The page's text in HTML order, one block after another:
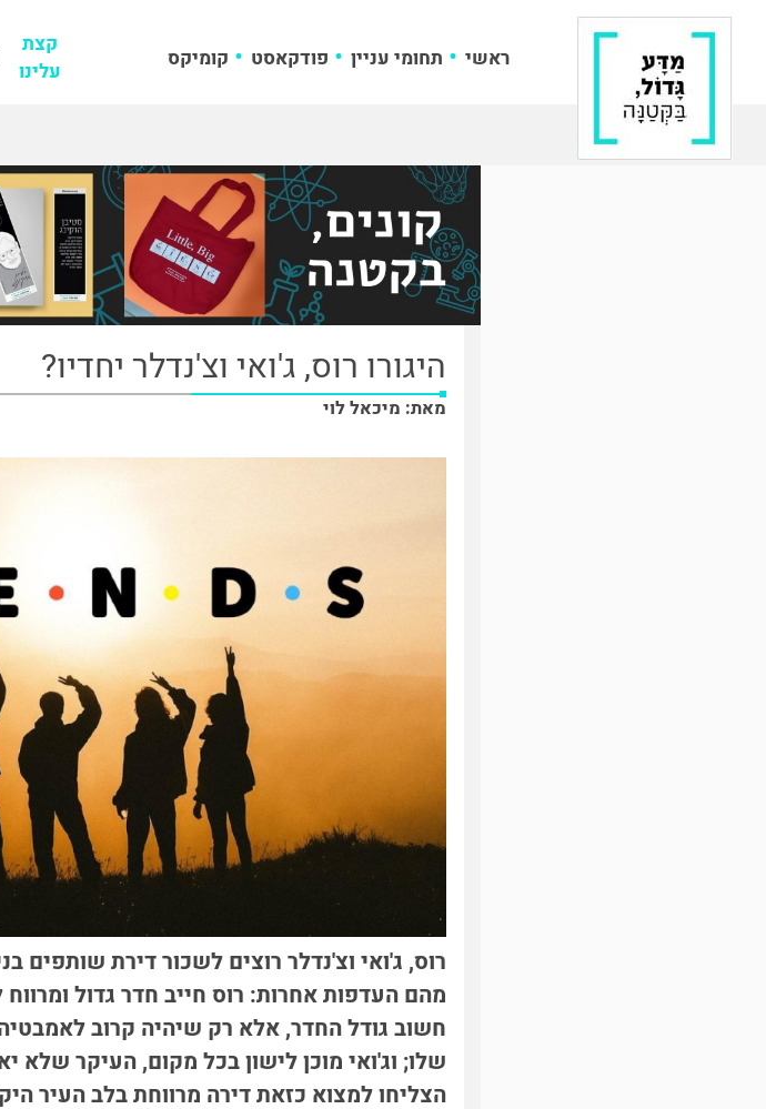
ראשי תחומי עניין פודקאסט קומיקס
קצת
עלינו
היגורו רוס, ג'ואי וצ'נדלר יחדיו?
מאת: מיכאל לוי
מהם העדפות אחרות: רוס חייב חדר גדול
חשוב גודל החדר, אלא רק שיהיה קרוב
שלו; וג'ואי מוכן לישון בכל מקום, העיקר